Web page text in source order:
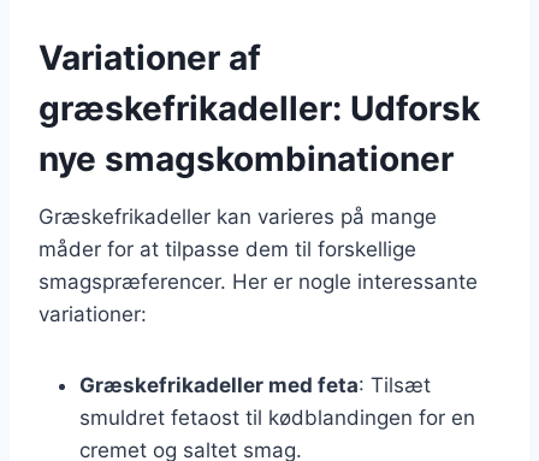
Variationer af
græskefrikadeller: Udforsk
nye smagskombinationer
Græskefrikadeller kan varieres på mange
måder for at tilpasse dem til forskellige
smagspræferencer. Her er nogle interessante
variationer:
Græskefrikadeller med feta: Tilsæt
smuldret fetaost til kødblandingen for en
cremet og saltet smag.